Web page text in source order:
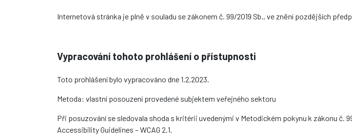
Internetová stránka je plně v souladu se zákonem č. 99/2019 Sb., ve znění pozdějších
Vypracování tohoto prohlášení o přístupnosti
Toto prohlášení bylo vypracováno dne 1.2.2023.
Metoda: vlastní posouzení provedené subjektem veřejného sektoru
Při posuzování se sledovala shoda s kritérii uvedenými v Metodickém pokynu k zákonu č.
Accessibility Guidelines – WCAG 2.1.